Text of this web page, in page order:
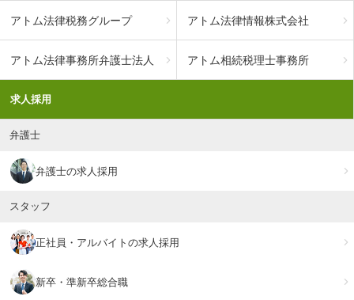
アトム法律税務グループ アトム法律情報株式会社
アトム法律事務所弁護士法人 アトム相続税理士事務所
求人採用
弁護士
弁護士の求人採用
スタッフ
正社員・アルバイトの求人採用
新卒・準新卒総合職